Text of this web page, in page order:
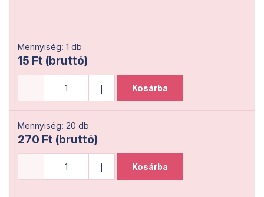
Mennyiség: 1 db
15 Ft (bruttó)
Kosárba
Mennyiség: 20 db
270 Ft (bruttó)
Kosárba